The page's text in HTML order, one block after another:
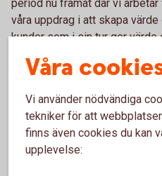
period nu framåt där vi
våra uppdrag i att skapa
kunder som i sin tur ger
Vi finns här för att hjälpa dig
del av de viktiga artiklarna
ekonomitips för att skapa
bättre förutsättningar för
din rådgivare för att diskutera
dig!
Våra
Vi använder nödvändiga
tekniker för att
finns även cookies du kan
upplevelse: